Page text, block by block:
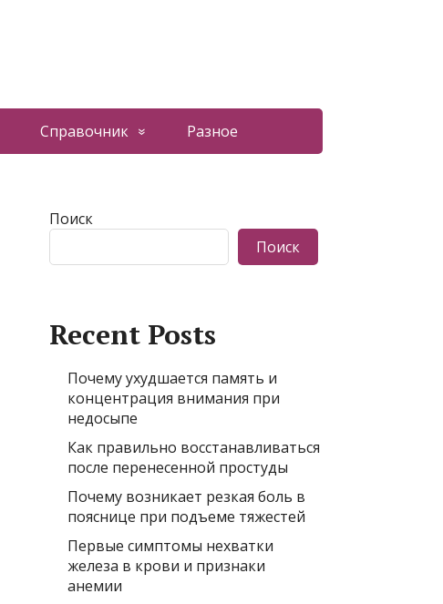
Справочник Разное
Поиск
Поиск
Recent Posts
Почему ухудшается память и
концентрация внимания при
недосыпе
Как правильно восстанавливаться
после перенесенной простуды
Почему возникает резкая боль в
пояснице при подъеме тяжестей
Первые симптомы нехватки
железа в крови и признаки
анемии